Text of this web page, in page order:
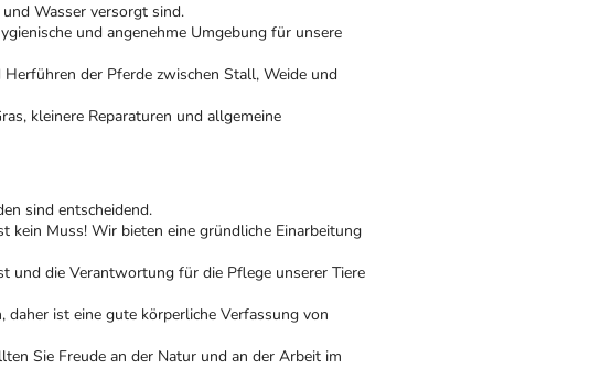
Wasser versorgt sind.
und angenehme Umgebung für unsere
der Pferde zwischen Stall, Weide und
kleinere Reparaturen und allgemeine
sind entscheidend.
kein Muss! Wir bieten eine gründliche Einarbeitung
und die Verantwortung für die Pflege unserer Tiere
ist eine gute körperliche Verfassung von
Sie Freude an der Natur und an der Arbeit im